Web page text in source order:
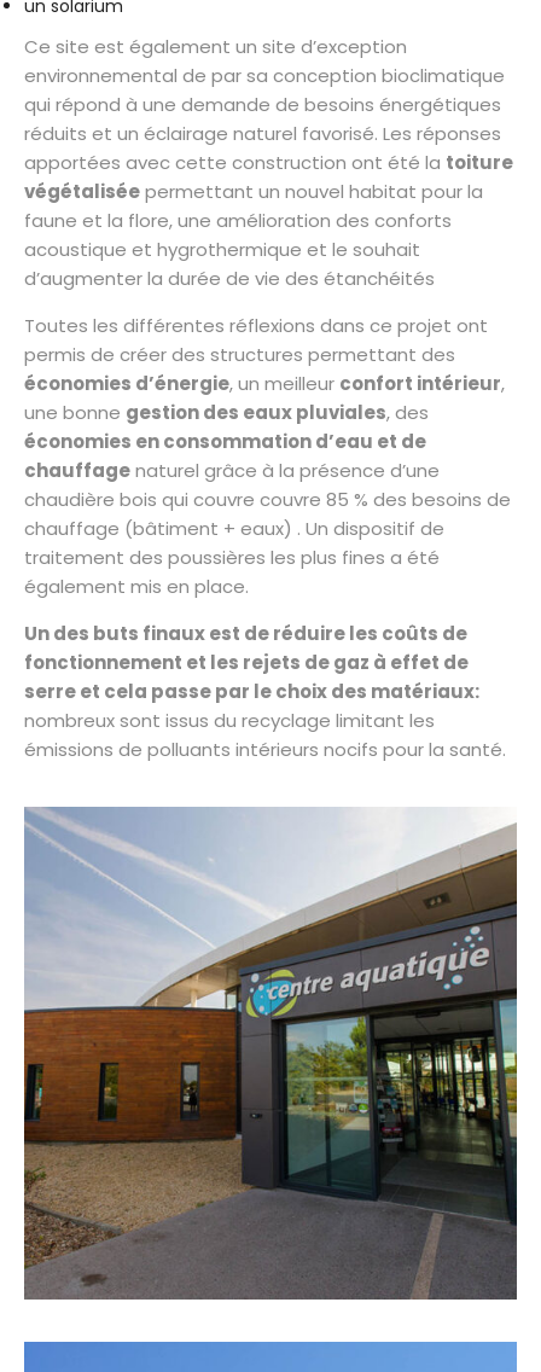
un solarium
Ce site est également un site d’exception
environnemental de par sa conception bioclimatique
qui répond à une demande de besoins énergétiques
réduits et un éclairage naturel favorisé. Les réponses
apportées avec cette construction ont été la toiture
végétaliséepermettant un nouvel habitat pour la
faune et la flore, une amélioration des conforts
acoustique et hygrothermique et le souhait
d’augmenter la durée de vie des étanchéités
Toutes les différentes réflexions dans ce projet ont
permis de créer des structures permettant des
économies d’énergie, un meilleur confort intérieur,
une bonne gestion des eaux pluviales, des
économies en consommation d’eau et de
chauffagenaturel grâce à la présence d’une
chaudière bois qui couvre couvre 85 % des besoins de
chauffage (bâtiment + eaux) . Un dispositif de
traitement des poussières les plus fines a été
également mis en place.
Un des buts finaux est de réduire les coûts de
fonctionnement et les rejets de gaz à effet de
serre et cela passe par le choix des matériaux:
nombreux sont issus du recyclage limitant les
émissions de polluants intérieurs nocifs pour la santé.